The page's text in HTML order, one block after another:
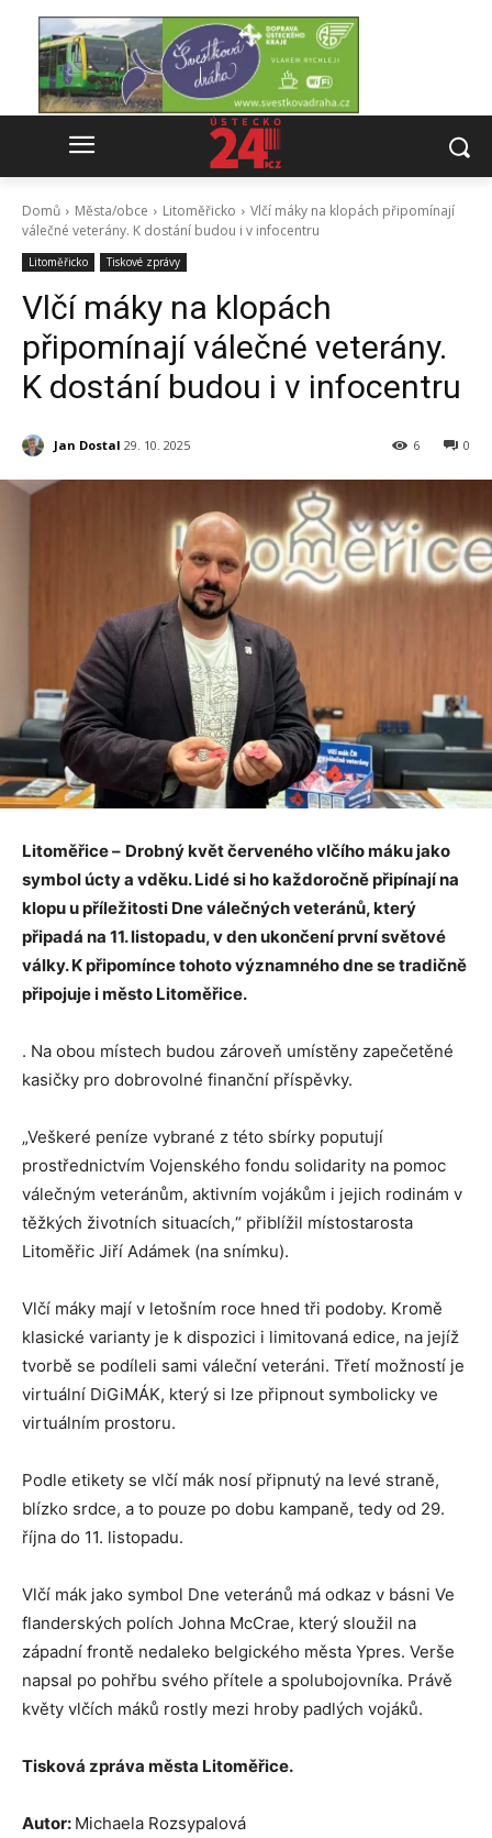
Domů Města/obce Litoměřicko
Vlčí máky na klopách připomínají
válečné veterány. K dostání budou i v infocentru
Litoměřicko Tiskové zprávy
Vlčí máky na klopách
připomínají válečné veterány.
K dostání budou i v infocentru
Jan Dostal 29. 10. 2025 0
6
Litoměřice – Drobný květ červeného vlčího máku jako
symbol úcty a vděku. Lidé si ho každoročně připínají na
klopu u příležitosti Dne válečných veteránů, který
připadá na 11. listopadu, v den ukončení první světové
války. K připomínce tohoto významného dne se tradičně
připojuje i město Litoměřice.
. Na obou místech budou zároveň umístěny zapečetěné
kasičky pro dobrovolné finanční příspěvky.
„Veškeré peníze vybrané z této sbírky poputují
prostřednictvím Vojenského fondu solidarity na pomoc
válečným veteránům, aktivním vojákům i jejich rodinám v
těžkých životních situacích,“ přiblížil místostarosta
Litoměřic Jiří Adámek (na snímku).
Vlčí máky mají v letošním roce hned tři podoby. Kromě
klasické varianty je k dispozici i limitovaná edice, na jejíž
tvorbě se podíleli sami váleční veteráni. Třetí možností je
virtuální DiGiMÁK, který si lze připnout symbolicky ve
virtuálním prostoru.
Podle etikety se vlčí mák nosí připnutý na levé straně,
blízko srdce, a to pouze po dobu kampaně, tedy od 29.
října do 11. listopadu.
Vlčí mák jako symbol Dne veteránů má odkaz v básni Ve
flanderských polích Johna McCrae, který sloužil na
západní frontě nedaleko belgického města Ypres. Verše
napsal po pohřbu svého přítele a spolubojovníka. Právě
květy vlčích máků rostly mezi hroby padlých vojáků.
Tisková zpráva města Litoměřice.
Autor: Michaela Rozsypalová